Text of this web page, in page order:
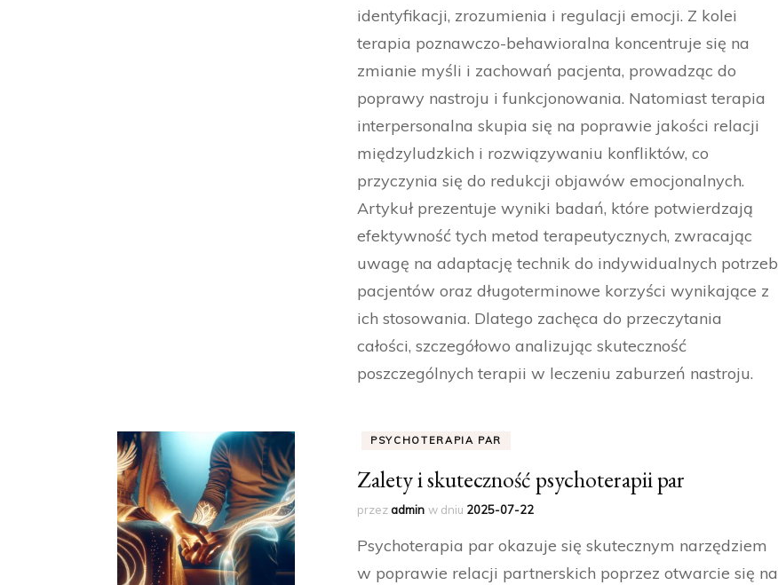
identyfikacji, zrozumienia i regulacji emocji. Z kolei
terapia poznawczo-behawioralna koncentruje się na
zmianie myśli i zachowań pacjenta, prowadząc do
poprawy nastroju i funkcjonowania. Natomiast terapia
interpersonalna skupia się na poprawie jakości relacji
międzyludzkich i rozwiązywaniu konfliktów, co
przyczynia się do redukcji objawów emocjonalnych.
Artykuł prezentuje wyniki badań, które potwierdzają
efektywność tych metod terapeutycznych, zwracając
uwagę na adaptację technik do indywidualnych potrzeb
pacjentów oraz długoterminowe korzyści wynikające z
ich stosowania. Dlatego zachęca do przeczytania
całości, szczegółowo analizując skuteczność
poszczególnych terapii w leczeniu zaburzeń nastroju.
PSYCHOTERAPIA PAR
Zalety i skuteczność psychoterapii par
przezadmin w dniu 2025-07-22
Psychoterapia par okazuje się skutecznym narzędziem
w poprawie relacji partnerskich poprzez otwarcie się na